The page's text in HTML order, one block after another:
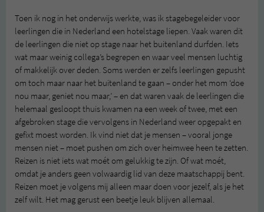
Toen ik nog in het onderwijs werkte, was ik stagebegeleider voor
leerlingen die in Nederland een hotelstage liepen. Vaak waren dit
de leerlingen die niet op stage naar het buitenland durfden. Iets
wat maar weinig collega’s begrepen en waar veel mensen luchtig
of makkelijk over deden. Soms werden er zelfs leerlingen gepusht
om toch maar naar het buitenland te gaan – onder het mom ‘doe
nou maar, geniet nou maar,’ – en dat waren vaak de leerlingen die
helemaal gesloopt thuis kwamen na een week of twee, met een
afgebroken stage die vervolgens in Nederland weer opgepakt en
gefixt moest worden. Ik vind niet dat je mensen – vooral jonge
mensen niet – moet pushen om zich over heimwee heen te zetten.
Reizen is niet iets wat moét om gelukkig te zijn. Of wat moét,
omdat je anders geen volwaardig lid van deze maatschappij bent.
Reizen moet je volgens mij alleen maar doen voor jezelf, als je het
zelf wilt. Het mag gerust een beetje leuk blijven allemaal.